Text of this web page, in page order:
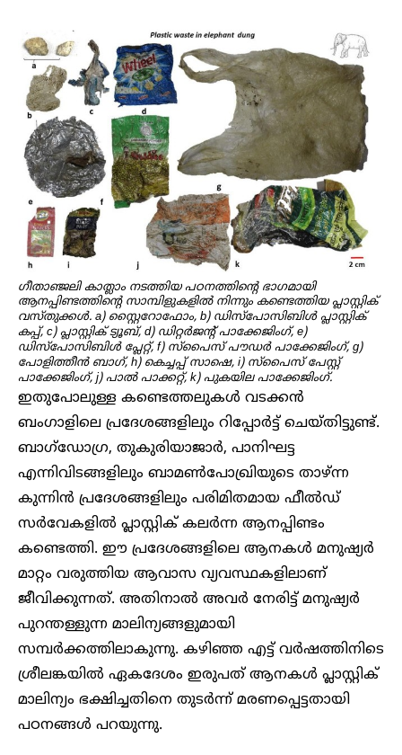
ഗീതാഞ്ജലി കാത്ലാം നടത്തിയ പഠനത്തിന്റെ ഭാഗമായി
ആനപ്പിണ്ടത്തിന്റെ സാമ്പിളുകളിൽ നിന്നും കണ്ടെത്തിയ പ്ലാസ്റ്റിക്
വസ്തുക്കൾ. a) സ്റ്റൈറോഫോം, b) ഡിസ്പോസിബിൾ പ്ലാസ്റ്റിക്
കപ്പ്, c) പ്ലാസ്റ്റിക് ട്യൂബ്, d) ഡിറ്റർജന്റ് പാക്കേജിംഗ്, e)
ഡിസ്പോസിബിൾ പ്ലേറ്റ്, f) സ്പൈസ് പൗഡർ പാക്കേജിംഗ്, g)
പോളിത്തീൻ ബാഗ്, h) കെച്ചപ്പ് സാഷെ, i) സ്പൈസ് പേസ്റ്റ്
പാക്കേജിംഗ്, j) പാൽ പാക്കറ്റ്, k) പുകയില പാക്കേജിംഗ്.
ഇതുപോലുള്ള കണ്ടെത്തലുകൾ വടക്കൻ
ബംഗാളിലെ പ്രദേശങ്ങളിലും റിപ്പോർട്ട് ചെയ്തിട്ടുണ്ട്.
ബാഗ്‌ഡോഗ്ര, തുകുരിയാജാർ, പാനിഘട്ട
എന്നിവിടങ്ങളിലും ബാമൺപോഖ്രിയുടെ താഴ്ന്ന
കുന്നിൻ പ്രദേശങ്ങളിലും പരിമിതമായ ഫീൽഡ്
സർവേകളിൽ പ്ലാസ്റ്റിക് കലർന്ന ആനപ്പിണ്ടം
കണ്ടെത്തി. ഈ പ്രദേശങ്ങളിലെ ആനകൾ മനുഷ്യർ
മാറ്റം വരുത്തിയ ആവാസ വ്യവസ്ഥകളിലാണ്
ജീവിക്കുന്നത്. അതിനാൽ അവർ നേരിട്ട് മനുഷ്യർ
പുറന്തള്ളുന്ന മാലിന്യങ്ങളുമായി
സമ്പർക്കത്തിലാകുന്നു. കഴിഞ്ഞ എട്ട് വർഷത്തിനിടെ
ശ്രീലങ്കയിൽ ഏകദേശം ഇരുപത് ആനകൾ പ്ലാസ്റ്റിക്
മാലിന്യം ഭക്ഷിച്ചതിനെ തുടർന്ന് മരണപ്പെട്ടതായി
പഠനങ്ങൾ പറയുന്നു.